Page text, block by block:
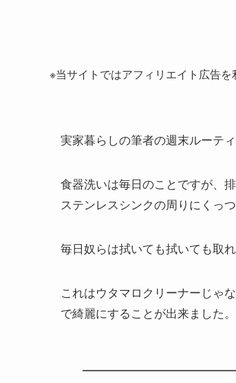
※当サイトではアフィリエイト広告を
実家暮らしの筆者の週末ルーテ
食器洗いは毎日のことですが、
ステンレスシンクの周りにくっ
毎日奴らは拭いても拭いても取
これはウタマロクリーナーじゃ
で綺麗にすることが出来ました。